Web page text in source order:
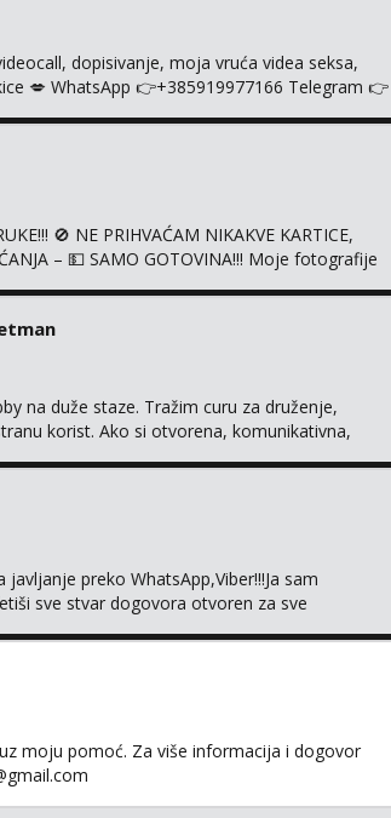
dopisivanje, moja vruća videa seksa,
💋 WhatsApp 👉+385919977166 Telegram 👉
🚫 NE PRIHVAĆAM NIKAKVE KARTICE,
– 💵 SAMO GOTOVINA!!! Moje fotografije
na duže staze. Tražim curu za druženje,
korist. Ako si otvorena, komunikativna,
preko WhatsApp,Viber!!!Ja sam
sve stvar dogovora otvoren za sve
moju pomoć. Za više informacija i dogovor